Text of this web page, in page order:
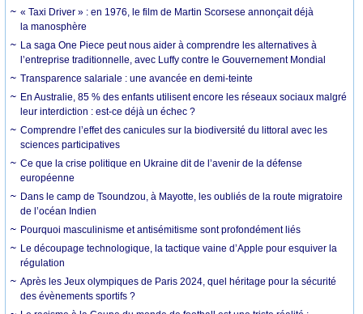
« Taxi Driver » : en 1976, le film de Martin Scorsese annonçait déjà
la manosphère
La saga One Piece peut nous aider à comprendre les alternatives à
l’entreprise traditionnelle, avec Luffy contre le Gouvernement Mondial
Transparence salariale : une avancée en demi-teinte
En Australie, 85 % des enfants utilisent encore les réseaux sociaux malgré
leur interdiction : est-ce déjà un échec ?
Comprendre l’effet des canicules sur la biodiversité du littoral avec les
sciences participatives
Ce que la crise politique en Ukraine dit de l’avenir de la défense
européenne
Dans le camp de Tsoundzou, à Mayotte, les oubliés de la route migratoire
de l’océan Indien
Pourquoi masculinisme et antisémitisme sont profondément liés
Le découpage technologique, la tactique vaine d’Apple pour esquiver la
régulation
Après les Jeux olympiques de Paris 2024, quel héritage pour la sécurité
des évènements sportifs ?